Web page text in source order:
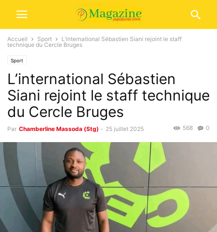
Accueil Sport
L’international Sébastien Siani rejoint le staff
technique du Cercle Bruges
Sport
L’international Sébastien
Siani rejoint le staff technique
du Cercle Bruges
Par Chamberline Massoda (Stg) - 25 juillet 2025 0
568